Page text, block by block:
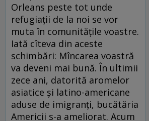
Orleans peste tot unde
refugiaţii de la noi se vor
muta în comunităţile voastre.
Iată cîteva din aceste
schimbări: Mîncarea voastră
va deveni mai bună. În ultimii
zece ani, datorită aromelor
asiatice şi latino-americane
aduse de imigranţi, bucătăria
Americii s-a ameliorat. Acum